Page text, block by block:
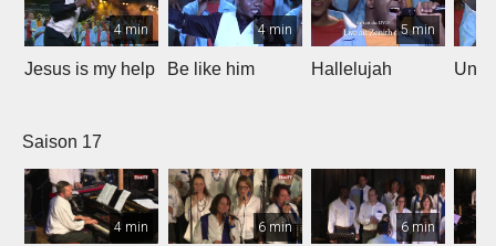
4 min
Jesus is my help
4 min
Be like him
5 min
Hallelujah Un
Saison 17
4 min 6 min 6 min